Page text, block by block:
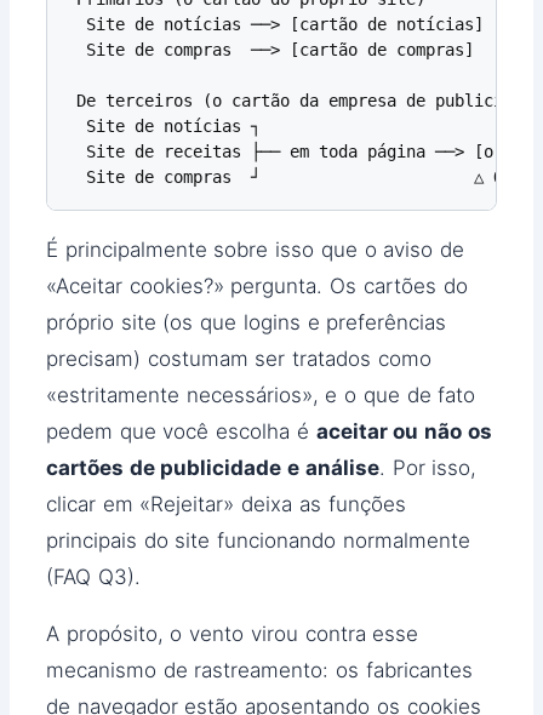
Site de notícias ──> [cartão de notícias]   △
  Site de compras  ──> [cartão de compras]
De terceiros (o cartão da empresa de
  Site de notícias ┐
Site de receitas ├── em toda página ──> [o
Site de compras  ┘                      △ O
É principalmente sobre isso que o aviso de
«Aceitar cookies?» pergunta. Os cartões do
próprio site (os que logins e preferências
precisam) costumam ser tratados como
«estritamente necessários», e o que de fato
pedem que você escolha é aceitar ou não os
cartões de publicidade e análise. Por isso,
clicar em «Rejeitar» deixa as funções
principais do site funcionando normalmente
(FAQ Q3).
A propósito, o vento virou contra esse
mecanismo de rastreamento: os fabricantes
de navegador estão aposentando os cookies